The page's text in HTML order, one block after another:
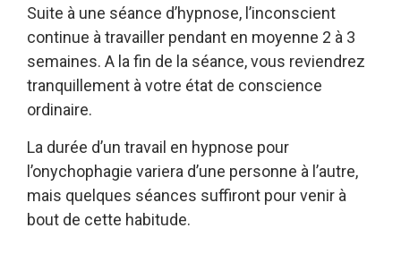
Suite à une séance d’hypnose, l’inconscient
continue à travailler pendant en moyenne 2 à 3
semaines. A la fin de la séance, vous reviendrez
tranquillement à votre état de conscience
ordinaire.
La durée d’un travail en hypnose pour
l’onychophagie variera d’une personne à l’autre,
mais quelques séances suffiront pour venir à
bout de cette habitude.